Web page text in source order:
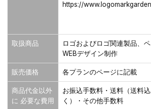
https://
取扱商品
ロゴおよびロゴ関連製品、
WEBデザイン制作
販売価格 各プランのページに記載
商品代金以外
に 必要な費用
お振込手数料・送料（送料
く）・その他手数料